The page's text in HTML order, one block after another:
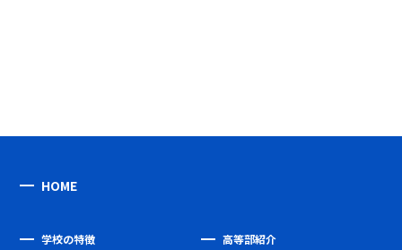
HOME
学校の特徴 高等部紹介